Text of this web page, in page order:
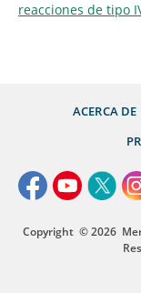
reacciones de tipo
ACERCA DE
Copyright © 2026